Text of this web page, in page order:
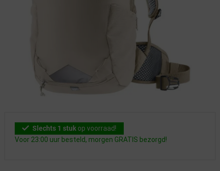
Slechts 1 stuk op voorraad!
Voor 23:00 uur besteld, morgen GRATIS bezorgd!